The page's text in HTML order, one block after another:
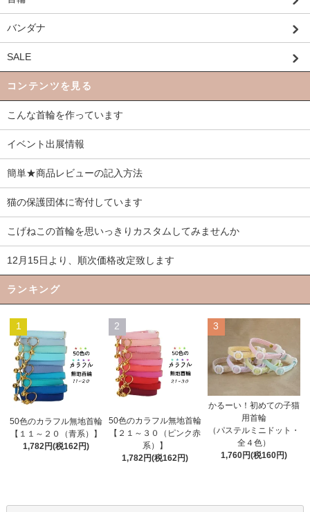
バンダナ
SALE
コンテンツを見る
こんな首輪を作っています
イベント出展情報
簡単★商品レビューの記入方法
猫の保護団体に寄付しています
こげねこの首輪を思いっきりカスタムしてみませんか
12月15日より、順次価格改定致します
ランキング
1
50色のカラフル無地首輪
【１１～２０（青系）】
1,782円(税162円)
2
50色のカラフル無地首輪
【２１～３０（ピンク赤
系）】
1,782円(税162円)
3
かるーい！初めての子猫
用首輪
（パステルミニドット・
全４色）
1,760円(税160円)